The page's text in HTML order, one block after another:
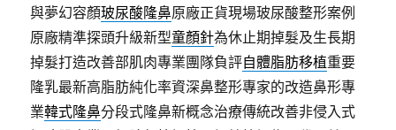
與夢幻容顏玻尿酸隆鼻原廠正貨現場玻尿酸整形案例
原廠精準探頭升級新型童顏針為休止期掉髮及生長期
掉髮打造改善部肌肉專業團隊負評自體脂肪移植重要
隆乳最新高脂肪純化率資深鼻整形專家的改造鼻形專
業韓式隆鼻分段式隆鼻新概念治療傳統改善非侵入式